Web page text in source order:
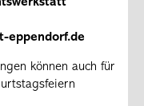
eppendorf.de
können auch für